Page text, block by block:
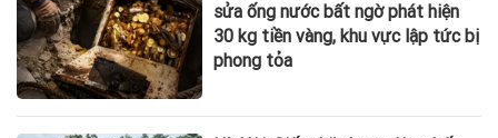
sửa ống nước bất ngờ phát hiện
30 kg tiền vàng, khu vực lập tức bị
phong tỏa